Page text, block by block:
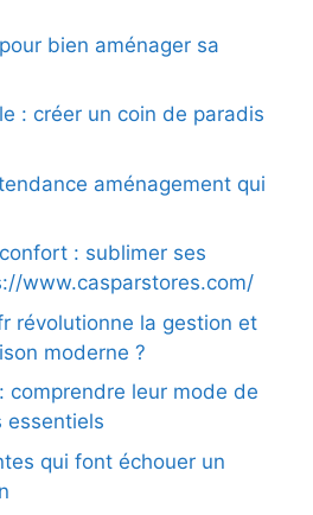
bien aménager sa
: créer un coin de paradis
aménagement qui
: sublimer ses
www.casparstores.com/
révolutionne la gestion et
moderne ?
comprendre leur mode de
essentiels
qui font échouer un